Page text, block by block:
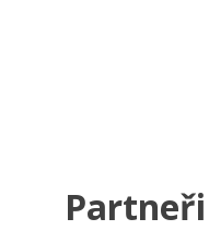
Partneři